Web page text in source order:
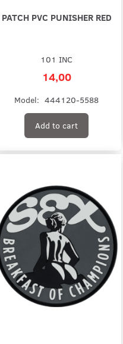
PATCH PVC PUNISHER RED
101 INC
14,00
Model: 444120-5588
Add to cart